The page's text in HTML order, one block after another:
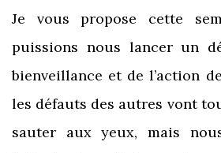
Je vous propose cette
puissions nous lancer un
bienveillance et de l’action
les défauts des autres vont
sauter aux yeux, mais